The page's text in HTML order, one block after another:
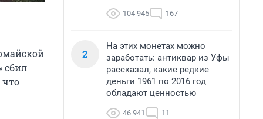
сбил
что
104 945 167
2
На этих монетах можно
заработать: антиквар из Уфы
рассказал, какие редкие
деньги 1961 по 2016 год
обладают ценностью
46 941 11